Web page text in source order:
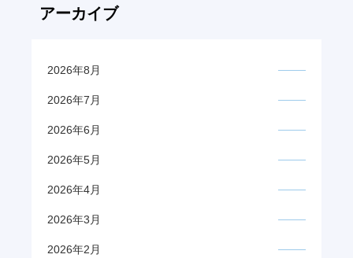
アーカイブ
2026年8月
2026年7月
2026年6月
2026年5月
2026年4月
2026年3月
2026年2月